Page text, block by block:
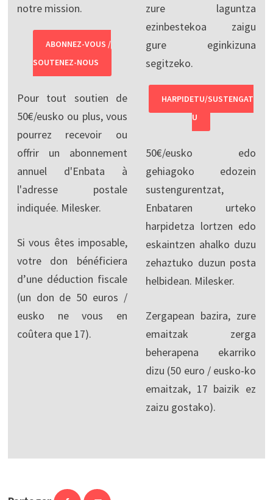
notre mission.
ABONNEZ-VOUS /
SOUTENEZ-NOUS
Pour tout soutien de
50€/eusko ou plus, vous
pourrez recevoir ou
offrir un abonnement
annuel d'Enbata à
l'adresse postale
indiquée. Milesker.
Si vous êtes imposable,
votre don bénéficiera
d’une déduction fiscale
(un don de 50 euros /
eusko ne vous en
coûtera que 17).
zure laguntza
ezinbestekoa zaigu
gure eginkizuna
segitzeko.
HARPIDETU/SUSTENGAT
U
50€/eusko edo
gehiagoko edozein
sustengurentzat,
Enbataren urteko
harpidetza lortzen edo
eskaintzen ahalko duzu
zehaztuko duzun posta
helbidean. Milesker.
Zergapean bazira, zure
emaitzak zerga
beherapena ekarriko
dizu (50 euro / eusko-ko
emaitzak, 17 baizik ez
zaizu gostako).